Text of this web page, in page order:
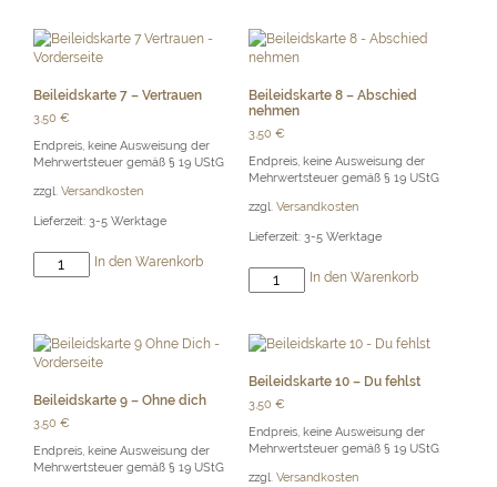
Mitgefühl
Menge
Anteilnahme
Menge
Beileidskarte 7 – Vertrauen
3,50 €
Endpreis, keine Ausweisung der
Mehrwertsteuer gemäß § 19 UStG
zzgl. Versandkosten
Lieferzeit: 3-5 Werktage
In den Warenkorb
Beileidskarte
7
Menge
Beileidskarte 8 – Abschied
nehmen
3,50 €
Endpreis, keine Ausweisung der
Mehrwertsteuer gemäß § 19 UStG
zzgl. Versandkosten
Lieferzeit: 3-5 Werktage
In den Warenkorb
Beileidskarte
8
Abschied
nehmen
Beileidskarte 9 – Ohne dich
3,50 €
Endpreis, keine Ausweisung der
Mehrwertsteuer gemäß § 19 UStG
Beileidskarte 10 – Du fehlst
3,50 €
Endpreis, keine Ausweisung der
Mehrwertsteuer gemäß § 19 UStG
zzgl. Versandkosten